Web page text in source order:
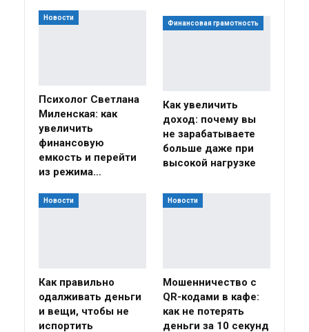
Новости
Психолог Светлана
Миленская: как
увеличить
финансовую
емкость и перейти
из режима…
Финансовая грамотность
Как увеличить
доход: почему вы
не зарабатываете
больше даже при
высокой нагрузке
Новости
Как правильно
одалживать деньги
и вещи, чтобы не
испортить
Новости
Мошенничество с
QR-кодами в кафе:
как не потерять
деньги за 10 секунд